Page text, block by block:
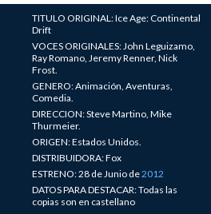
TITULO ORIGINAL: Ice Age: Continental
Drift
VOCES ORIGINALES: John Leguizamo,
Ray Romano, Jeremy Renner, Nick
Frost.
GENERO: Animación, Aventuras,
Comedia.
DIRECCION: Steve Martino, Mike
Thurmeier.
ORIGEN: Estados Unidos.
DISTRIBUIDORA: Fox
ESTRENO: 28 de Junio de2012
DATOS PARA DESTACAR: Todas las
copias son en castellano